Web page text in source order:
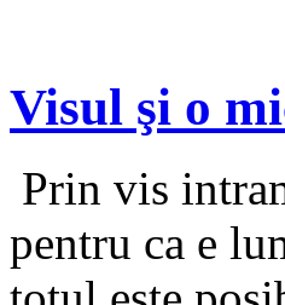
Visul şi o
Prin vis
pentru ca e